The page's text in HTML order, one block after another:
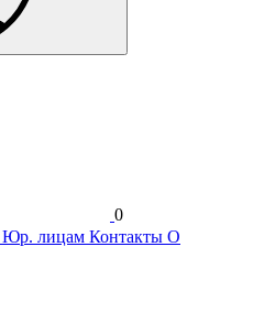
0
Юр. лицам Контакты О